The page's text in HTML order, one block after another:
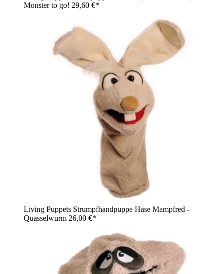
Monster to go! 29,60 €*
Living Puppets Strumpfhandpuppe Hase Mampfred -
Quasselwurm 26,00 €*